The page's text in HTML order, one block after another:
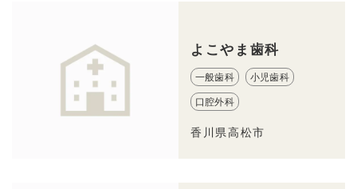
よこやま歯科
一般歯科 小児歯科
口腔外科
香川県高松市